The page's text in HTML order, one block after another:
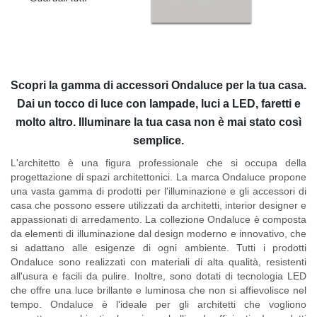
Scopri la gamma di accessori Ondaluce per la tua casa.
Dai un tocco di luce con lampade, luci a LED, faretti e
molto altro. Illuminare la tua casa non è mai stato così
semplice.
L'architetto è una figura professionale che si occupa della
progettazione di spazi architettonici. La marca Ondaluce propone
una vasta gamma di prodotti per l'illuminazione e gli accessori di
casa che possono essere utilizzati da architetti, interior designer e
appassionati di arredamento. La collezione Ondaluce è composta
da elementi di illuminazione dal design moderno e innovativo, che
si adattano alle esigenze di ogni ambiente. Tutti i prodotti
Ondaluce sono realizzati con materiali di alta qualità, resistenti
all'usura e facili da pulire. Inoltre, sono dotati di tecnologia LED
che offre una luce brillante e luminosa che non si affievolisce nel
tempo. Ondaluce è l'ideale per gli architetti che vogliono